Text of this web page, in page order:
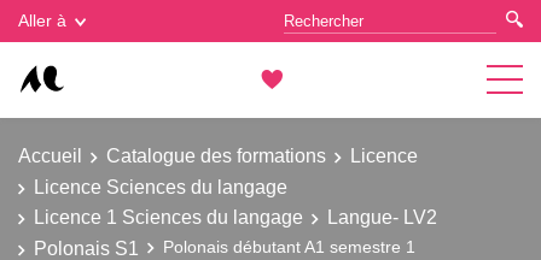
Aller à
Accueil Catalogue des formations
Licence
Licence Sciences du langage
Licence 1 Sciences du langage
Langue- LV2
Polonais S1
Polonais débutant A1 semestre 1
Gestion des cookies